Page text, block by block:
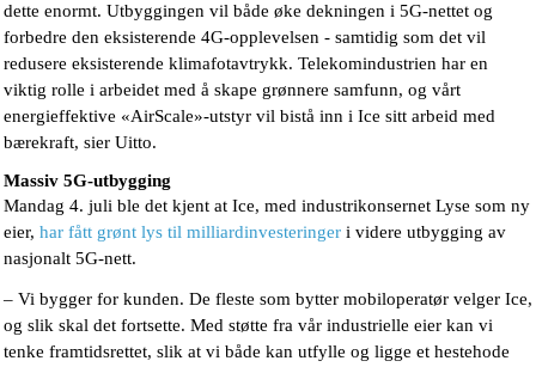
dette enormt. Utbyggingen vil både øke dekningen i 5G-nettet og
forbedre den eksisterende 4G-opplevelsen - samtidig som det vil
redusere eksisterende klimafotavtrykk. Telekomindustrien har en
viktig rolle i arbeidet med å skape grønnere samfunn, og vårt
energieffektive «AirScale»-utstyr vil bistå inn i Ice sitt arbeid med
bærekraft, sier Uitto.
Massiv 5G-utbygging
Mandag 4. juli ble det kjent at Ice, med industrikonsernet Lyse som ny
eier, har fått grønt lys til milliardinvesteringer i videre utbygging av
nasjonalt 5G-nett.
– Vi bygger for kunden. De fleste som bytter mobiloperatør velger Ice,
og slik skal det fortsette. Med støtte fra vår industrielle eier kan vi
tenke framtidsrettet, slik at vi både kan utfylle og ligge et hestehode